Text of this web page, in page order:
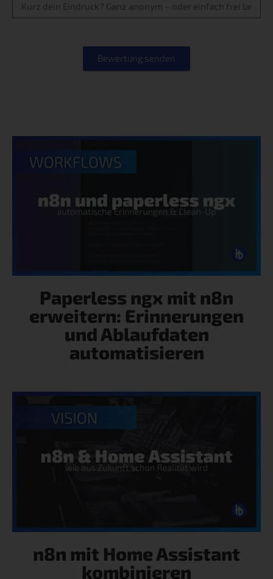
Bewertung senden
Paperless ngx mit n8n
erweitern: Erinnerungen
und Ablaufdaten
automatisieren
n8n mit Home Assistant
kombinieren